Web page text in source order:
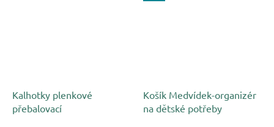
Kalhotky plenkové
přebalovací
Košík Medvídek-organizér
na dětské potřeby